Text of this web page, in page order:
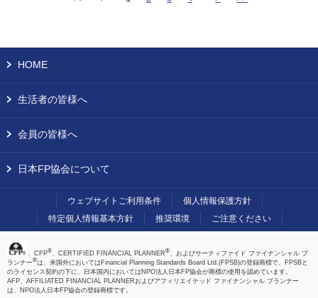
HOME
生活者の皆様へ
会員の皆様へ
日本FP協会について
ウェブサイトご利用条件
個人情報保護方針
特定個人情報基本方針
推奨環境 ご注意ください
、CFP®、CERTIFIED FINANCIAL PLANNER®、およびサーティファイド ファイナンシャル プ
ランナー®は、米国外においてはFinancial Planning Standards Board Ltd.(FPSB)の登録商標で、FPSBと
のライセンス契約の下に、日本国内においてはNPO法人日本FP協会が商標の使用を認めています。
AFP、AFFILIATED FINANCIAL PLANNERおよびアフィリエイテッド ファイナンシャル プランナー
は、NPO法人日本FP協会の登録商標です。